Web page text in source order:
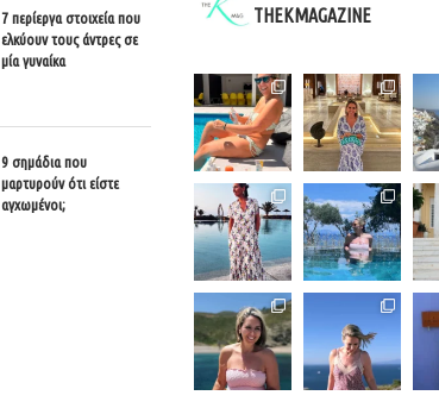
7 περίεργα στοιχεία που
ελκύουν τους άντρες σε
μία γυναίκα
9 σημάδια που
μαρτυρούν ότι είστε
αγχωμένοι;
THEKMAGAZINE